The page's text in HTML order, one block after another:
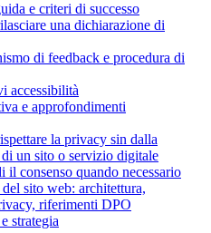
e criteri di successo
una dichiarazione di
di feedback e procedura di
accessibilità
e approfondimenti
la privacy sin dalla
un sito o servizio digitale
il consenso quando necessario
sito web: architettura,
riferimenti DPO
strategia